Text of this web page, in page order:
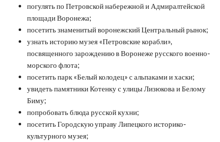
погулять по Петровской набережной и Адмиралтейской
площади Воронежа;
посетить знаменитый воронежский Центральный рынок;
узнать историю музея «Петровские корабли»,
посвященного зарождению в Воронеже русского военно-
морского флота;
посетить парк «Белый колодец» с альпаками и хаски;
увидеть памятники Котенку с улицы Лизюкова и Белому
Биму;
попробовать блюда русской кухни;
посетить Городскую управу Липецкого историко-
культурного музея;